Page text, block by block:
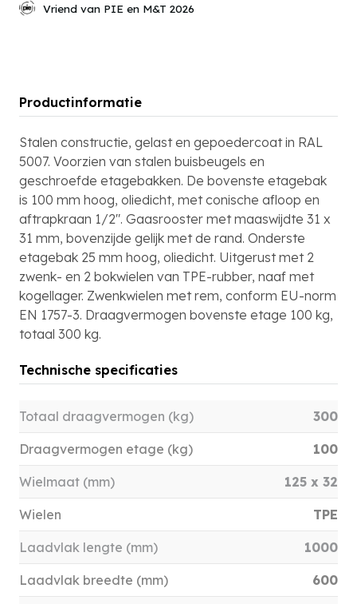
Vriend van PIE en M&T 2026
Productinformatie
Stalen constructie, gelast en gepoedercoat in RAL
5007. Voorzien van stalen buisbeugels en
geschroefde etagebakken. De bovenste etagebak
is 100 mm hoog, oliedicht, met conische afloop en
aftrapkraan 1/2″. Gaasrooster met maaswijdte 31 x
31 mm, bovenzijde gelijk met de rand. Onderste
etagebak 25 mm hoog, oliedicht. Uitgerust met 2
zwenk- en 2 bokwielen van TPE-rubber, naaf met
kogellager. Zwenkwielen met rem, conform EU-norm
EN 1757-3. Draagvermogen bovenste etage 100 kg,
totaal 300 kg.
Technische specificaties
Totaal draagvermogen (kg) 300
Draagvermogen etage (kg) 100
Wielmaat (mm) 125 x 32
Wielen TPE
Laadvlak lengte (mm) 1000
Laadvlak breedte (mm) 600